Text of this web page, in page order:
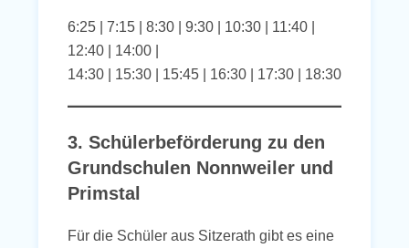
6:25 | 7:15 | 8:30 | 9:30 | 10:30 | 11:40 |
12:40 | 14:00 |
14:30 | 15:30 | 15:45 | 16:30 | 17:30 | 18:30
3. Schülerbeförderung zu den
Grundschulen Nonnweiler und
Primstal
Für die Schüler aus Sitzerath gibt es eine